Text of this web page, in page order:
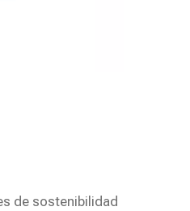
de sostenibilidad